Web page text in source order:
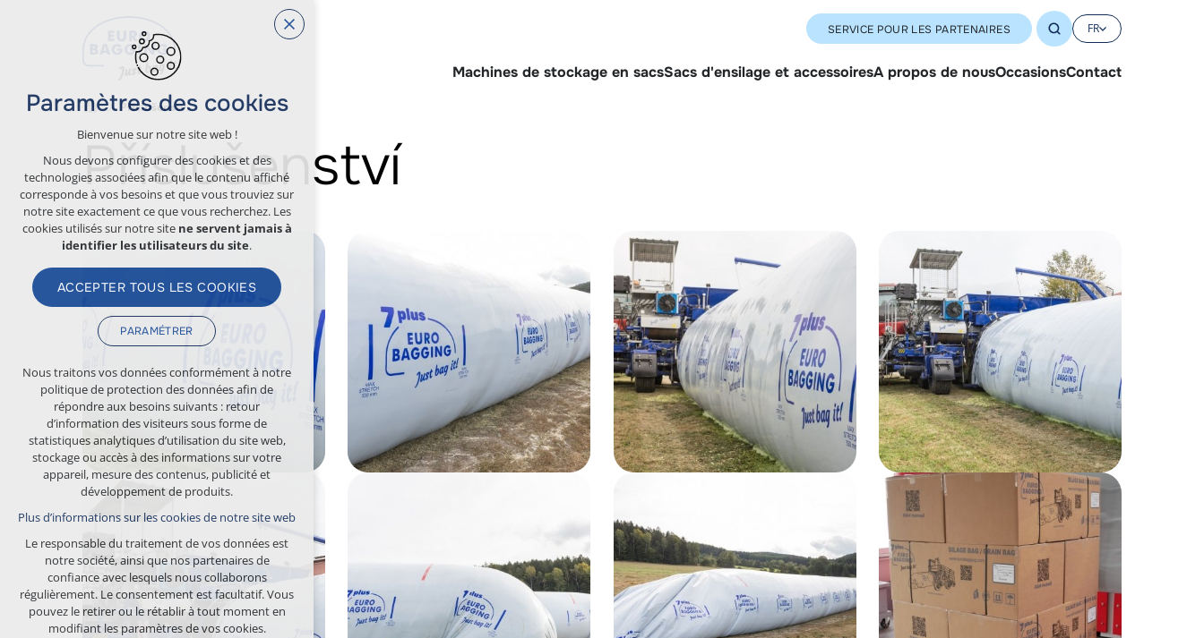
SERVICE POUR LES PARTENAIRES FR
Machines de stockage en sacsSacs d'ensilage et accessoiresA propos de nousOccasionsContact
Příslušenství
Příslušenství
Paramètres des cookies
Bienvenue sur notre site web !
Nous devons configurer des cookies et des
technologies associées afin que le contenu affiché
corresponde à vos besoins et que vous trouviez sur
notre site exactement ce que vous recherchez. Les
cookies utilisés sur notre site ne servent jamais à
identifier les utilisateurs du site.
ACCEPTER TOUS LES COOKIES
PARAMÉTRER
Cookies techniques
nécessaires au fonctionnement du site web
maintien du contexte de navigation
(session) : connexions éventuelles, choix de la
langue, etc.
Cookies facultatifs
cookies analytiques pour l’évaluation
anonyme de la fréquentation
cookies marketing (Google, Seznam,
Facebook)
Plus d’informations sur les cookies de notre site web
ACCEPTER TOUS LES COOKIES
Nous traitons vos données conformément à notre
politique de protection des données afin de
répondre aux besoins suivants : retour
d’information des visiteurs sous forme de
statistiques analytiques d’utilisation du site web,
stockage ou accès à des informations sur votre
appareil, mesure des contenus, publicité et
développement de produits.
Plus d’informations sur les cookies de notre site web
Le responsable du traitement de vos données est
notre société, ainsi que nos partenaires de
confiance avec lesquels nous collaborons
régulièrement. Le consentement est facultatif. Vous
pouvez le retirer ou le rétablir à tout moment en
modifiant les paramètres de vos cookies.